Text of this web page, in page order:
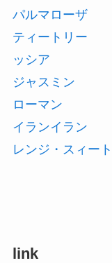
パルマローザ
ティートリー
ッシア
ジャスミン
ローマン
イランイラン
レンジ・スィート
link